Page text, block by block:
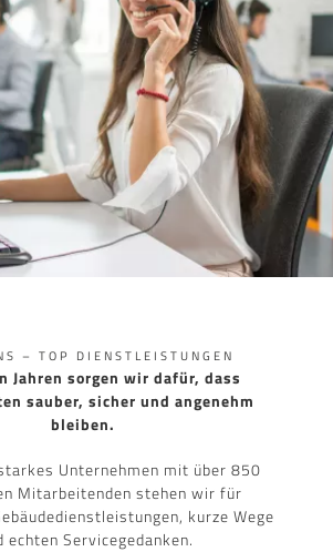
– TOP DIENSTLEISTUNGEN
Jahren sorgen wir dafür, dass
sauber, sicher und angenehm
bleiben.
Unternehmen mit über 850
Mitarbeitenden stehen wir für
kurze Wege
echten Servicegedanken.